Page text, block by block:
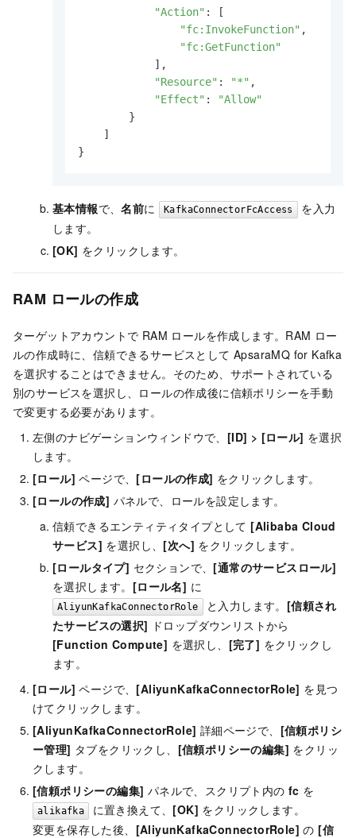
"Action" : [
"fc:InvokeFunction" ,
"fc:GetFunction"
            ],
"Resource" : "*" ,
"Effect" :
"Allow"
        }
    ]
}
基本情報で、名前に KafkaConnectorFcAccess
を入力
します。
[OK] をクリックします。
RAM ロールの作成
ターゲットアカウントで RAM ロールを作成します。RAM ロー
ルの作成時に、信頼できるサービスとして ApsaraMQ for Kafka
を選択することはできません。そのため、サポートされている
別のサービスを選択し、ロールの作成後に信頼ポリシーを手動
で変更する必要があります。
左側のナビゲーションウィンドウで、 [ID] > [ロール] を選択
します。
[ロール] ページで、 [ロールの作成] をクリックします。
[ロールの作成] パネルで、ロールを設定します。
信頼できるエンティティタイプとして [Alibaba Cloud
サービス] を選択し、 [次へ] をクリックします。
[ロールタイプ] セクションで、 [通常のサービスロール]
を選択します。 [ロール名] に
AliyunKafkaConnectorRole と入力します。 [信頼され
たサービスの選択] ドロップダウンリストから
[Function Compute] を選択し、 [完了] をクリックし
ます。
[ロール] ページで、 [AliyunKafkaConnectorRole] を見つ
けてクリックします。
[AliyunKafkaConnectorRole] 詳細ページで、 [信頼ポリシ
ー管理] タブをクリックし、 [信頼ポリシーの編集] をクリッ
クします。
[信頼ポリシーの編集] パネルで、スクリプト内のfc を
alikafka に置き換えて、 [OK] をクリックします。
変更を保存した後、 [AliyunKafkaConnectorRole] の [信